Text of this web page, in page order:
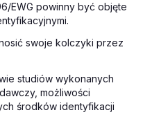
EWG powinny być objęte
swoje kolczyki przez
studiów wykonanych
możliwości
środków identyfikacji